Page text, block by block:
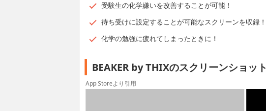
受験生の化学嫌いを改善することが可能！
待ち受けに設定することが可能なスクリーンを収録！
化学の勉強に疲れてしまったときに！
BEAKER by THIXのスクリーンショット
App Storeより引用